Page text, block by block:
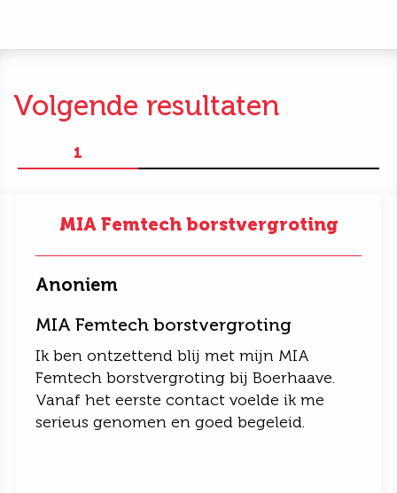
Volgende resultaten
1
MIA Femtech borstvergroting
Anoniem
MIA Femtech borstvergroting
Ik ben ontzettend blij met mijn MIA
Femtech borstvergroting bij Boerhaave.
Vanaf het eerste contact voelde ik me
serieus genomen en goed begeleid.